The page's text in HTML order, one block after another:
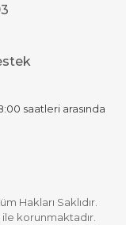
saatleri arasında
Hakları Saklıdır.
korunmaktadır.